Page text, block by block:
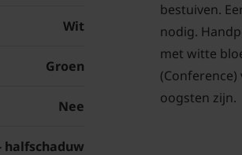
Wit
Groen
Nee
halfschaduw
bestuiven.
nodig.
met witte
oogsten zijn.